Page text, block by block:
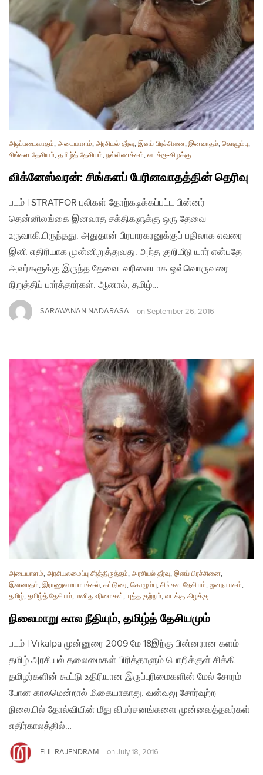
அடிப்படைவாதம், அடையாளம், அரசியல் தீர்வு, இனப் பிரச்சினை, இனவாதம், கொழும்பு,
சிங்கள தேசியம், தமிழ்த் தேசியம், நல்லிணக்கம், வடக்கு-கிழக்கு
விக்னேஸ்வரன்: சிங்களப் பேரினவாதத்தின் தெரிவு
படம் | STRATFOR புலிகள் தோற்கடிக்கப்பட்ட பின்னர்
தென்னிலங்கை இனவாத சக்திகளுக்கு ஒரு தேவை
உருவாகியிருந்தது. அதுதான் பிரபாரகரனுக்குப் பதிலாக எவரை
இனி எதிரியாக முன்னிறுத்துவது. அந்த குறியீடு யார் என்பதே
அவர்களுக்கு இருந்த தேவை. வரிசையாக ஒவ்வொருவரை
நிறுத்திப் பார்த்தார்கள். ஆனால், தமிழ்…
SARAWANAN NADARASA on September 26, 2016
அடையாளம், அரசியலமைப்பு சீர்த்திருத்தம், அரசியல் தீர்வு, இனப் பிரச்சினை,
இனவாதம், இராணுவமயமாக்கல், கட்டுரை, கொழும்பு, சிங்கள தேசியம், ஜனநாயகம்,
தமிழ், தமிழ்த் தேசியம், மனித உரிமைகள், யுத்த குற்றம், வடக்கு-கிழக்கு
நிலைமாறு கால நீதியும், தமிழ்த் தேசியமும்
படம் | Vikalpa முன்னுரை 2009 மே 18இற்கு பின்னரான களம்
தமிழ் அரசியல் தலைமைகள் பிரித்தாளும் பொறிக்குள் சிக்கி
தமிழர்களின் கூட்டு உதிரியான இருப்புரிமைகளின் மேல் சோரம்
போன காலமென்றால் மிகையாகாது. வன்வலு சோர்வுற்ற
நிலையில் தோல்வியின் மீது விமர்சனங்களை முன்வைத்தவர்கள்
எதிர்காலத்தில்…
ELIL RAJENDRAM on July 18, 2016